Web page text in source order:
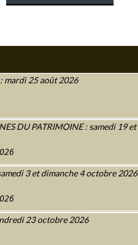
articles
mardi 25 août 2026
DU PATRIMOINE : samedi 19
3 et dimanche 4 octobre 2026
23 octobre 2026